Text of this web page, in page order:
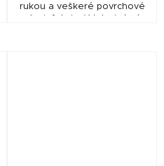
rukou a veškeré povrchové
dezinfekci. ✅ Veterinární